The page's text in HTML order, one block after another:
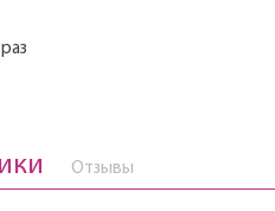
Отзывы